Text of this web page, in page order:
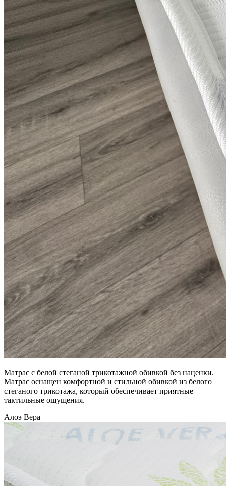
Матрас с белой стеганой трикотажной обивкой без наценки.
Матрас оснащен комфортной и стильной обивкой из белого
стеганого трикотажа, который обеспечивает приятные
тактильные ощущения.
Алоэ Вера